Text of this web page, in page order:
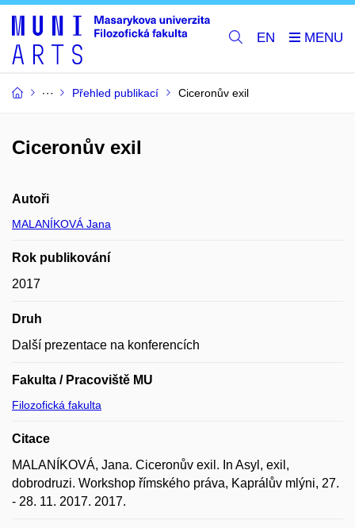
EN
Přehled publikací Ciceronův exil
Ciceronův exil
Autoři
MALANÍKOVÁ Jana
Rok publikování
2017
Druh
Další prezentace na konferencích
Fakulta / Pracoviště MU
Filozofická fakulta
Citace
MALANÍKOVÁ, Jana. Ciceronův exil. In Asyl, exil,
dobrodruzi. Workshop římského práva, Kaprálův mlýni, 27.
- 28. 11. 2017. 2017.